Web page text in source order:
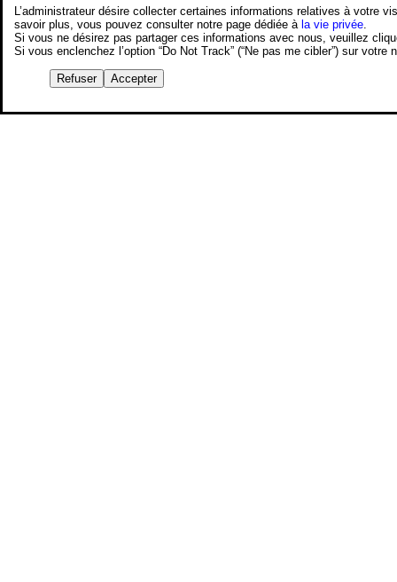
L’administrateur désire collecter certaines informations relatives à votre
savoir plus, vous pouvez consulter notre page dédiée àla vie privée
Si vous ne désirez pas partager ces informations avec nous, veuillez
Si vous enclenchez l’option “Do Not Track” (“Ne pas me cibler”) sur
Refuser Accepter